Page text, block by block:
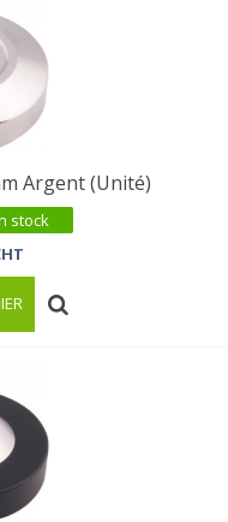
Argent (Unité)
stock